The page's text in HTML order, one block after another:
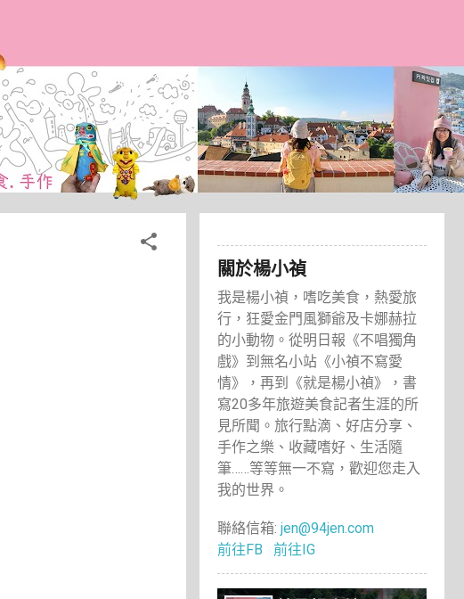
關於楊小禎
我是楊小禎，嗜吃美食，熱愛旅
行，狂愛金門風獅爺及卡娜赫拉
的小動物。從明日報《不唱獨角
戲》到無名小站《小禎不寫愛
情》，再到《就是楊小禎》，書
寫20多年旅遊美食記者生涯的所
見所聞。旅行點滴、好店分享、
手作之樂、收藏嗜好、生活隨
筆……等等無一不寫，歡迎您走入
我的世界。
聯絡信箱: jen@94jen.com
前往FB
前往IG